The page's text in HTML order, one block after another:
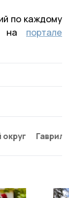
по каждому
на портале